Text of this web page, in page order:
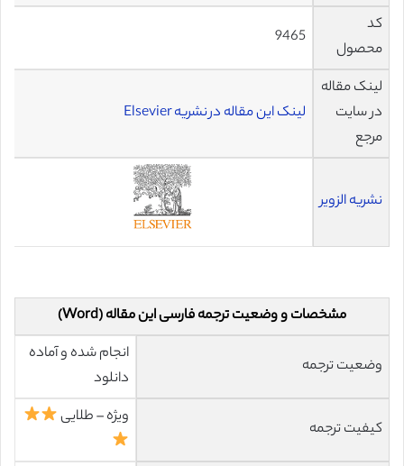
کد
محصول
9465
لینک مقاله
در سایت
مرجع
لینک این مقاله در نشریه Elsevier
نشریه الزویر
مشخصات و وضعیت ترجمه فارسی این مقاله (Word)
وضعیت ترجمه
انجام شده و آماده
دانلود
کیفیت ترجمه
ویژه – طلایی